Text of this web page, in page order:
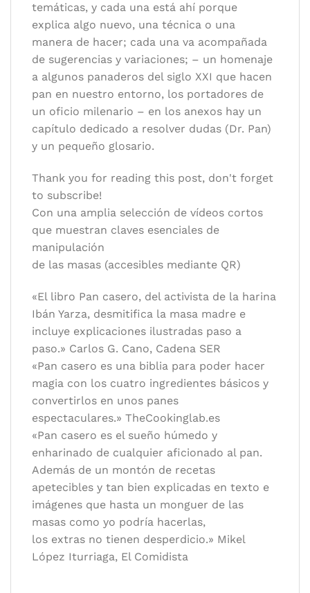
temáticas, y cada una está ahí porque
explica algo nuevo, una técnica o una
manera de hacer; cada una va acompañada
de sugerencias y variaciones; – un homenaje
a algunos panaderos del siglo XXI que hacen
pan en nuestro entorno, los portadores de
un oficio milenario – en los anexos hay un
capítulo dedicado a resolver dudas (Dr. Pan)
y un pequeño glosario.
Thank you for reading this post, don't forget
to subscribe!
Con una amplia selección de vídeos cortos
que muestran claves esenciales de
manipulación
de las masas (accesibles mediante QR)
«El libro Pan casero, del activista de la harina
Ibán Yarza, desmitifica la masa madre e
incluye explicaciones ilustradas paso a
paso.» Carlos G. Cano, Cadena SER
«Pan casero es una biblia para poder hacer
magia con los cuatro ingredientes básicos y
convertirlos en unos panes
espectaculares.» TheCookinglab.es
«Pan casero es el sueño húmedo y
enharinado de cualquier aficionado al pan.
Además de un montón de recetas
apetecibles y tan bien explicadas en texto e
imágenes que hasta un monguer de las
masas como yo podría hacerlas,
los extras no tienen desperdicio.» Mikel
López Iturriaga, El Comidista